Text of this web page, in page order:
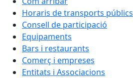
Horaris de transports públics
Consell de participació
Equipaments
Bars i restaurants
Comerç i empreses
Entitats i Associacions